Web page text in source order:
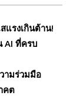
แรงเกินต้าน!
AI ที่ครบ
ามร่วมมือ
คต